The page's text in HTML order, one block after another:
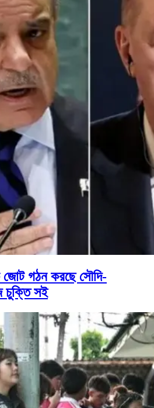
জোট গঠন করছে সৌদি-
চুক্তি সই